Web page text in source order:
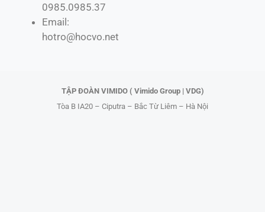
0985.0985.37
Email:
hotro@hocvo.net
b
o
t
TẬP ĐOÀN VIMIDO ( Vimido Group | VDG)
Tòa B IA20 – Ciputra – Bắc Từ Liêm – Hà Nội